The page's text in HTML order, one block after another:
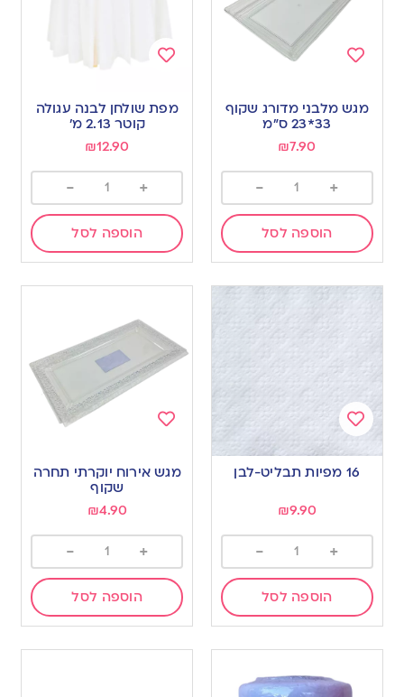
to
wishlist
מגש מלבני מדורג שקוף
33*23 ס”מ
₪7.90
+
-
הוספה לסל
to
wishlist
מפת שולחן לבנה עגולה
קוטר 2.13 מ’
₪12.90
+
-
הוספה לסל
16 מפיות תבליט-לבן
₪9.90
+
-
הוספה לסל
to
מגש אירוח יוקרתי תחרה
שקוף
₪4.90
+
-
הוספה לסל